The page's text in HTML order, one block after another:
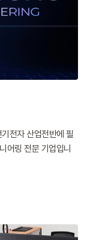
전자 산업전반에 필
어링 전문 기업입니